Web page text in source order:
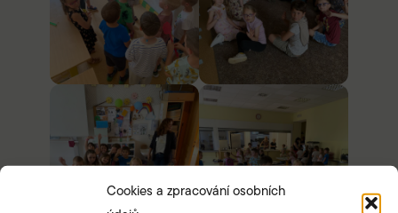
Cookies a zpracování osobních